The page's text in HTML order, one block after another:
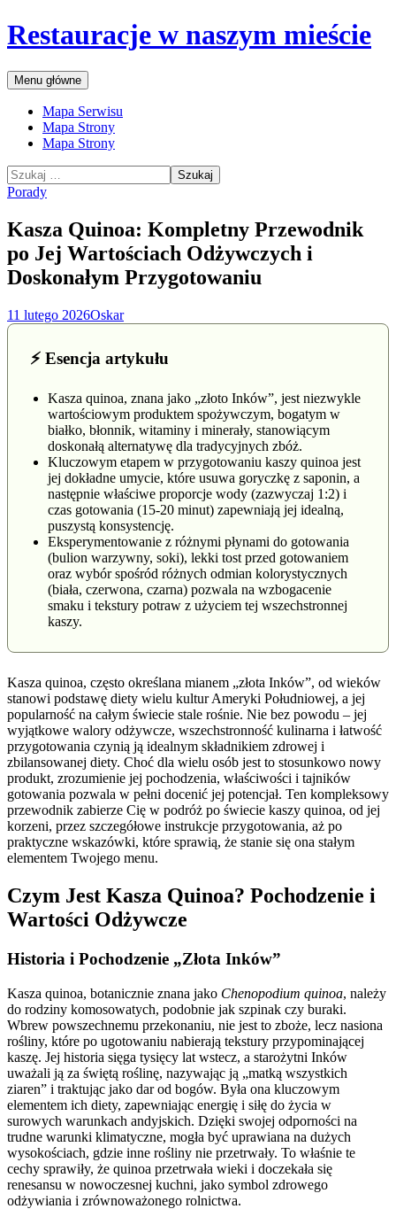
Przejdź
do
Restauracje w naszym mieście
Szukaj
Menu główne
Mapa Serwisu
Mapa Strony
Mapa Strony
Szukaj:
Porady
Kasza Quinoa: Kompletny Przewodnik
po Jej Wartościach Odżywczych i
Doskonałym Przygotowaniu
11 lutego 2026Oskar
⚡ Esencja artykułu
Kasza quinoa, znana jako „złoto Inków”, jest niezwykle
wartościowym produktem spożywczym, bogatym w
białko, błonnik, witaminy i minerały, stanowiącym
doskonałą alternatywę dla tradycyjnych zbóż.
Kluczowym etapem w przygotowaniu kaszy quinoa jest
jej dokładne umycie, które usuwa goryczkę z saponin, a
następnie właściwe proporcje wody (zazwyczaj 1:2) i
czas gotowania (15-20 minut) zapewniają jej idealną,
puszystą konsystencję.
Eksperymentowanie z różnymi płynami do gotowania
(bulion warzywny, soki), lekki tost przed gotowaniem
oraz wybór spośród różnych odmian kolorystycznych
(biała, czerwona, czarna) pozwala na wzbogacenie
smaku i tekstury potraw z użyciem tej wszechstronnej
kaszy.
Kasza quinoa, często określana mianem „złota Inków”, od wieków
stanowi podstawę diety wielu kultur Ameryki Południowej, a jej
popularność na całym świecie stale rośnie. Nie bez powodu – jej
wyjątkowe walory odżywcze, wszechstronność kulinarna i łatwość
przygotowania czynią ją idealnym składnikiem zdrowej i
zbilansowanej diety. Choć dla wielu osób jest to stosunkowo nowy
produkt, zrozumienie jej pochodzenia, właściwości i tajników
gotowania pozwala w pełni docenić jej potencjał. Ten kompleksowy
przewodnik zabierze Cię w podróż po świecie kaszy quinoa, od jej
korzeni, przez szczegółowe instrukcje przygotowania, aż po
praktyczne wskazówki, które sprawią, że stanie się ona stałym
elementem Twojego menu.
Czym Jest Kasza Quinoa? Pochodzenie i
Wartości Odżywcze
Historia i Pochodzenie „Złota Inków”
Kasza quinoa, botanicznie znana jako Chenopodium quinoa, należy
do rodziny komosowatych, podobnie jak szpinak czy buraki.
Wbrew powszechnemu przekonaniu, nie jest to zboże, lecz nasiona
rośliny, które po ugotowaniu nabierają tekstury przypominającej
kaszę. Jej historia sięga tysięcy lat wstecz, a starożytni Inków
uważali ją za świętą roślinę, nazywając ją „matką wszystkich
ziaren” i traktując jako dar od bogów. Była ona kluczowym
elementem ich diety, zapewniając energię i siłę do życia w
surowych warunkach andyjskich. Dzięki swojej odporności na
trudne warunki klimatyczne, mogła być uprawiana na dużych
wysokościach, gdzie inne rośliny nie przetrwały. To właśnie te
cechy sprawiły, że quinoa przetrwała wieki i doczekała się
renesansu w nowoczesnej kuchni, jako symbol zdrowego
odżywiania i zrównoważonego rolnictwa.